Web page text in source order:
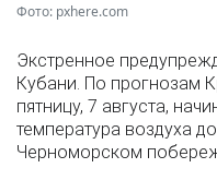
Фото: pxhere.com
Экстренное
Кубани. По прогнозам
пятницу, 7 августа,
температура воздуха
Черноморском